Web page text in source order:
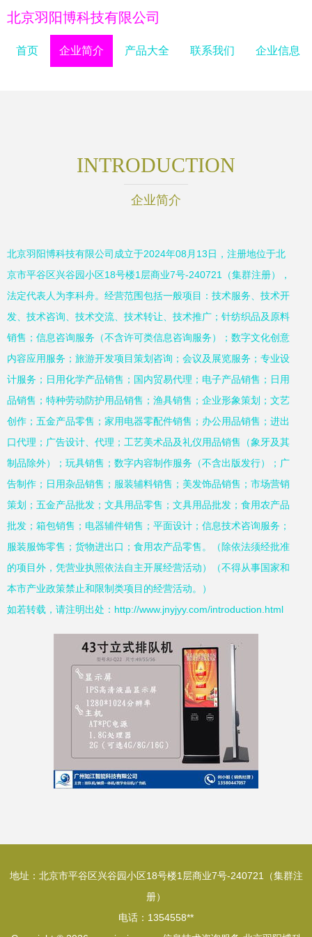
北京羽阳博科技有限公司
首页 企业简介 产品大全 联系我们 企业信息
INTRODUCTION
企业简介
北京羽阳博科技有限公司成立于2024年08月13日，注册地位于北
京市平谷区兴谷园小区18号楼1层商业7号-240721（集群注册），
法定代表人为李科舟。经营范围包括一般项目：技术服务、技术开
发、技术咨询、技术交流、技术转让、技术推广；针纺织品及原料
销售；信息咨询服务（不含许可类信息咨询服务）；数字文化创意
内容应用服务；旅游开发项目策划咨询；会议及展览服务；专业设
计服务；日用化学产品销售；国内贸易代理；电子产品销售；日用
品销售；特种劳动防护用品销售；渔具销售；企业形象策划；文艺
创作；五金产品零售；家用电器零配件销售；办公用品销售；进出
口代理；广告设计、代理；工艺美术品及礼仪用品销售（象牙及其
制品除外）；玩具销售；数字内容制作服务（不含出版发行）；广
告制作；日用杂品销售；服装辅料销售；美发饰品销售；市场营销
策划；五金产品批发；文具用品零售；文具用品批发；食用农产品
批发；箱包销售；电器辅件销售；平面设计；信息技术咨询服务；
服装服饰零售；货物进出口；食用农产品零售。（除依法须经批准
的项目外，凭营业执照依法自主开展经营活动）（不得从事国家和
本市产业政策禁止和限制类项目的经营活动。）
如若转载，请注明出处：http://www.jnyjyy.com/introduction.html
地址：北京市平谷区兴谷园小区18号楼1层商业7号-240721（集群注
册）
电话：1354558**